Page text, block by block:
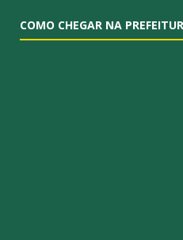
COMO CHEGAR NA